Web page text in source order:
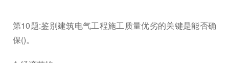
第10题:鉴别建筑电气工程施工质量优劣的关键是能否确
保()。